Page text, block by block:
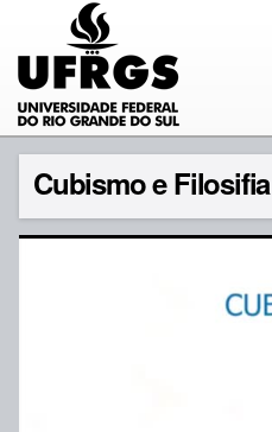
Cubismo e Filosifia